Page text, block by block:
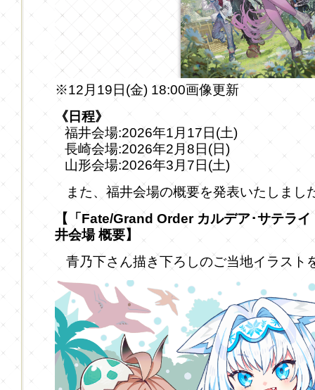
※12月19日(金) 18:00画像更新
《日程》
福井会場:2026年1月17日(土)
長崎会場:2026年2月8日(日)
山形会場:2026年3月7日(土)
また、福井会場の概要を発表いたしまし
【「Fate/Grand Order カルデア･サテラ
井会場 概要】
青乃下さん描き下ろしのご当地イラスト